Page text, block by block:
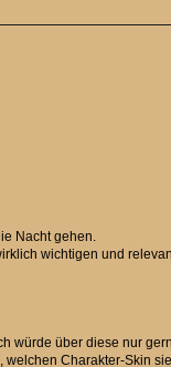
Nacht gehen.
wichtigen und
würde über diese nur
Charakter-Skin